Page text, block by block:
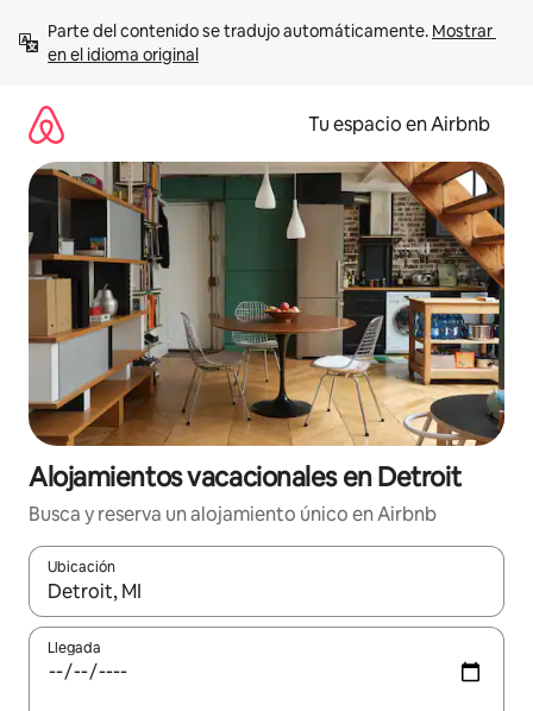
contenido
Parte del contenido se tradujo automáticamente. Mostrar
en el idioma original
Tu espacio en Airbnb
Alojamientos vacacionales en Detroit
Busca y reserva un alojamiento único en Airbnb
Ubicación
Cuando los resultados estén disponibles, podrás navegar
Llegada